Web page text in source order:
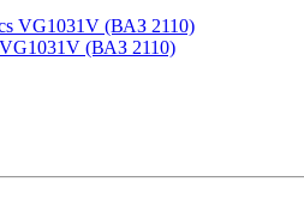
(ВАЗ 2110)